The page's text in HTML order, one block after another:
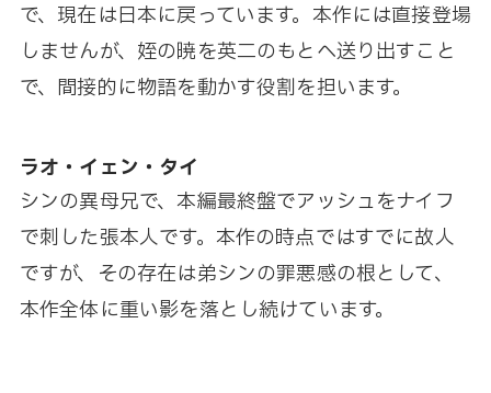
で、現在は日本に戻っています。本作には直接登場
しませんが、姪の暁を英二のもとへ送り出すこと
で、間接的に物語を動かす役割を担います。
ラオ・イェン・タイ
シンの異母兄で、本編最終盤でアッシュをナイフ
で刺した張本人です。本作の時点ではすでに故人
ですが、その存在は弟シンの罪悪感の根として、
本作全体に重い影を落とし続けています。